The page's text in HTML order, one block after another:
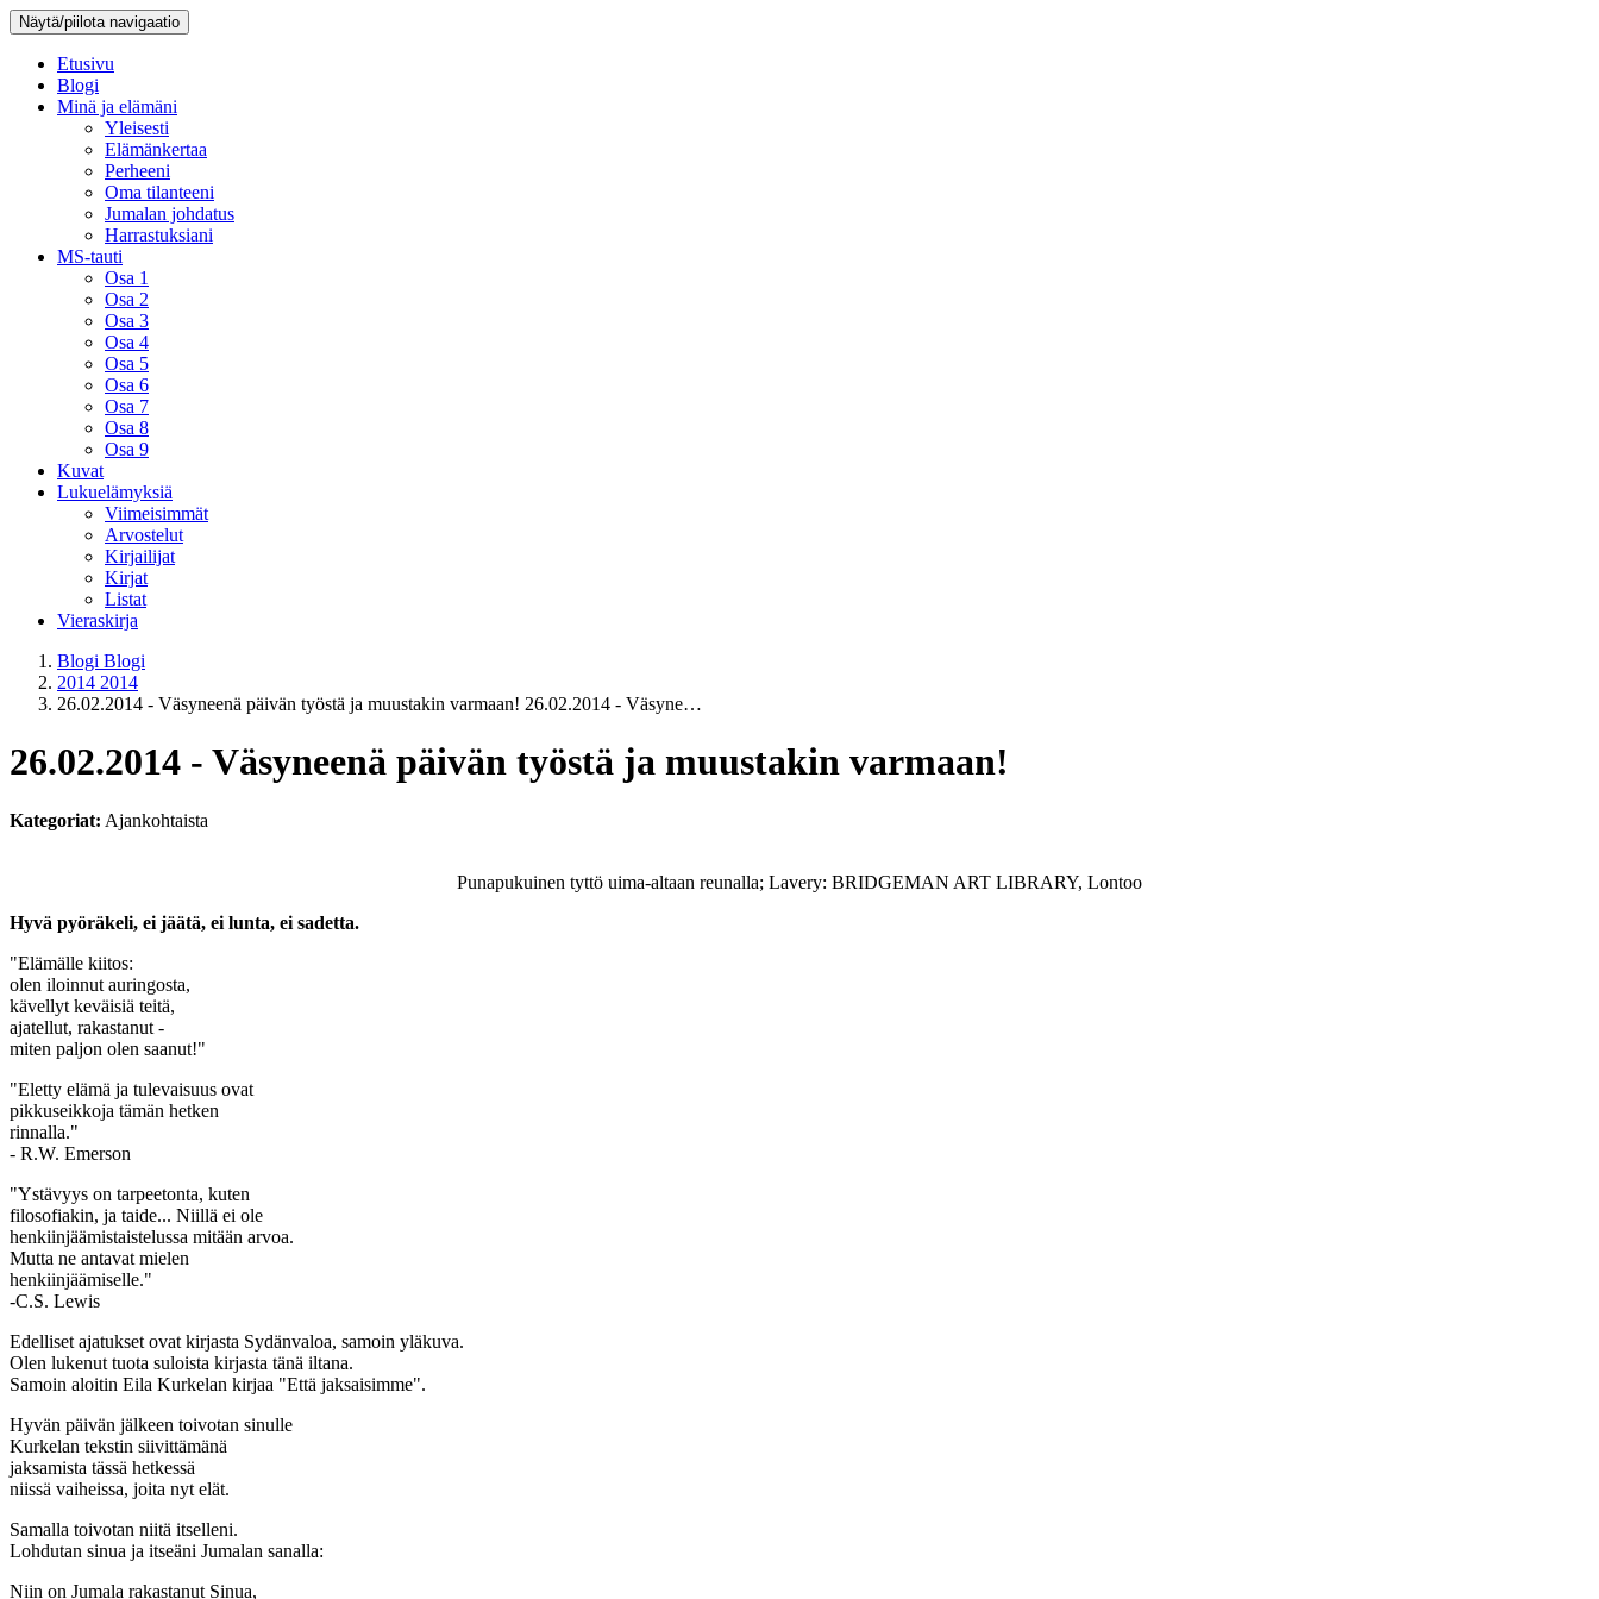
Näytä/piilota navigaatio
Etusivu
Blogi
Minä ja elämäni
Yleisesti
Elämänkertaa
Perheeni
Oma tilanteeni
Jumalan johdatus
Harrastuksiani
MS-tauti
Osa 1
Osa 2
Osa 3
Osa 4
Osa 5
Osa 6
Osa 7
Osa 8
Osa 9
Kuvat
Lukuelämyksiä
Viimeisimmät
Arvostelut
Kirjailijat
Kirjat
Listat
Vieraskirja
Blogi Blogi
2014 2014
26.02.2014 - Väsyneenä päivän työstä ja muustakin varmaan! 26.02.2014 - Väsyne…
26.02.2014 - Väsyneenä päivän työstä ja muustakin varmaan!
Kategoriat: Ajankohtaista
Punapukuinen tyttö uima-altaan reunalla; Lavery: BRIDGEMAN ART LIBRARY, Lontoo
Hyvä pyöräkeli, ei jäätä, ei lunta, ei sadetta.
"Elämälle kiitos:
olen iloinnut auringosta,
kävellyt keväisiä teitä,
ajatellut, rakastanut -
miten paljon olen saanut!"
"Eletty elämä ja tulevaisuus ovat
pikkuseikkoja tämän hetken
rinnalla."
- R.W. Emerson
"Ystävyys on tarpeetonta, kuten
filosofiakin, ja taide... Niillä ei ole
henkiinjäämistaistelussa mitään arvoa.
Mutta ne antavat mielen
henkiinjäämiselle."
-C.S. Lewis
Edelliset ajatukset ovat kirjasta Sydänvaloa, samoin yläkuva.
Olen lukenut tuota suloista kirjasta tänä iltana.
Samoin aloitin Eila Kurkelan kirjaa "Että jaksaisimme".
Hyvän päivän jälkeen toivotan sinulle
Kurkelan tekstin siivittämänä
jaksamista tässä hetkessä
niissä vaiheissa, joita nyt elät.
Samalla toivotan niitä itselleni.
Lohdutan sinua ja itseäni Jumalan sanalla:
Niin on Jumala rakastanut Sinua,